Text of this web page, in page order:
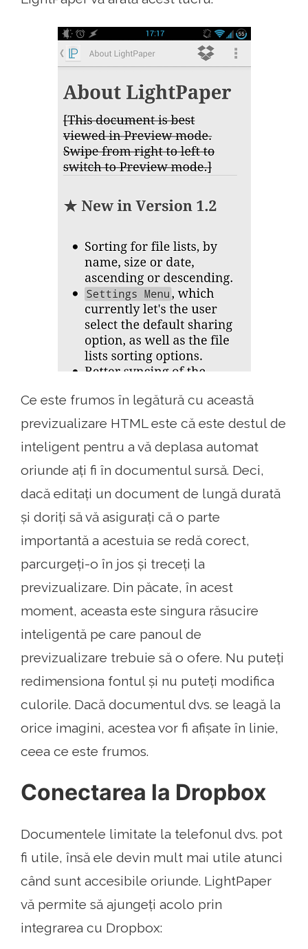
Ce este frumos în legătură cu această
previzualizare HTML este că este destul de
inteligent pentru a vă deplasa automat
oriunde ați fi în documentul sursă. Deci,
dacă editați un document de lungă durată
și doriți să vă asigurați că o parte
importantă a acestuia se redă corect,
parcurgeți-o în jos și treceți la
previzualizare. Din păcate, în acest
moment, aceasta este singura răsucire
inteligentă pe care panoul de
previzualizare trebuie să o ofere. Nu puteți
redimensiona fontul și nu puteți modifica
culorile. Dacă documentul dvs. se leagă la
orice imagini, acestea vor fi afișate în linie,
ceea ce este frumos.
Conectarea la Dropbox
Documentele limitate la telefonul dvs. pot
fi utile, însă ele devin mult mai utile atunci
când sunt accesibile oriunde. LightPaper
vă permite să ajungeți acolo prin
integrarea cu Dropbox: